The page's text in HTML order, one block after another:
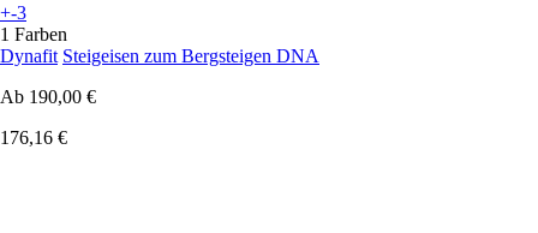
+-3
1 Farben
Dynafit Steigeisen zum Bergsteigen DNA
Ab 190,00 €
176,16 €